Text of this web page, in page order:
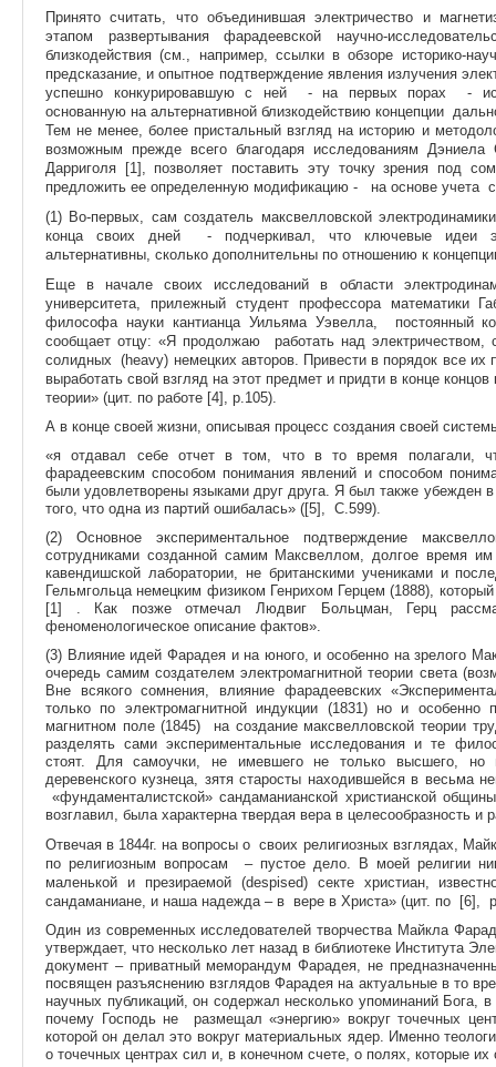
Принято считать, что объединившая электричество и
этапом развертывания фарадеевской научно-
близкодействия (см., например, ссылки в обзоре историко-
предсказание, и опытное подтверждение явления излучения
успешно конкурировавшую с ней - на первых порах -
основанную на альтернативной близкодействию концепции
Тем не менее, более пристальный взгляд на историю и
возможным прежде всего благодаря исследованиям
Дарриголя [1], позволяет поставить эту точку зрения под
предложить ее определенную модификацию - на основе учета
(1) Во-первых, сам создатель максвелловской
конца своих дней - подчеркивал, что ключевые идеи
альтернативны, сколько дополнительны по отношению к
Еще в начале своих исследований в области
университета, прилежный студент профессора математики
философа науки кантианца Уильяма Уэвелла, постоянный
сообщает отцу:«Я продолжаю работать над электричеством,
солидных (heavy) немецких авторов. Привести в порядок все их
выработать свой взгляд на этот предмет и придти в конце
теории» (цит. по работе [4], p.105).
А в конце своей жизни, описывая процесс создания своей
«я отдавал себе отчет в том, что в то время полагали,
фарадеевским способом понимания явлений и способом
были удовлетворены языками друг друга. Я был также убежден
того, что одна из партий ошибалась» ([5], С.599).
(2) Основное экспериментальное подтверждение
сотрудниками созданной самим Максвеллом, долгое время
кавендишской лаборатории, не британскими учениками и
Гельмгольца немецким физиком Генрихом Герцем (1888),
[1] . Как позже отмечал Людвиг Больцман, Герц
феноменологическое описание фактов».
(3) Влияние идей Фарадея и на юного, и особенно на зрелого
очередь самим создателем электромагнитной теории света
Вне всякого сомнения, влияние фарадеевских
только по электромагнитной индукции (1831) но и
магнитном поле (1845) на создание максвелловской теории
разделять сами экспериментальные исследования и те
стоят.
Для самоучки, не имевшего не только высшего, но
деревенского кузнеца, зятя старосты находившейся в весьма
«фундаменталистской» сандаманианской христианской
возглавил, была характерна твердая вера в целесообразность и
Отвечая в 1844г. на вопросы о своих религиозных взглядах,
по религиозным вопросам – пустое дело. В моей религии
маленькой и презираемой (despised) секте христиан,
сандаманиане, и наша надежда – в вере в Христа» (цит. по [6],
Один из современных исследователей творчества Майкла
утверждает, что несколько лет назад в библиотеке Института
документ – приватный меморандум Фарадея, не
посвящен разъяснению взглядов Фарадея на актуальные в то
научных публикаций, он содержал несколько упоминаний Бога,
почему Господь не размещал «энергию» вокруг точечных
которой он делал это вокруг материальных ядер. Именно
о точечных центрах сил и, в конечном счете, о полях, которые